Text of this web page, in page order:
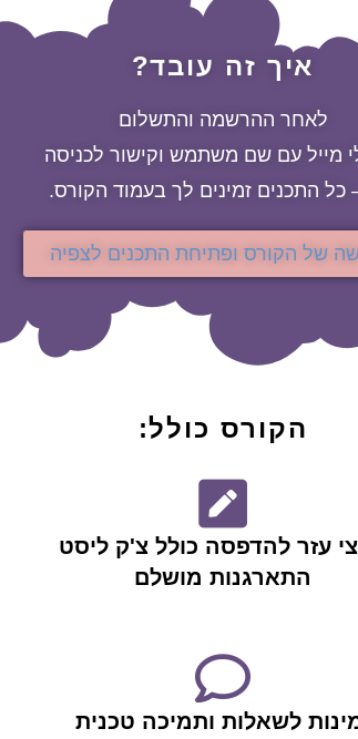
איך זה עובד?
לאחר ההרשמה והתשלום
מייל עם שם משתמש וקישור לכניסה
– כל התכנים זמינים לך בעמוד הקורס.
של הקורס ופתיחת התכנים לצפיה
הקורס כולל:
עזר להדפסה כולל צ'ק ליסט
התארגנות מושלם
לשאלות ותמיכה טכנית